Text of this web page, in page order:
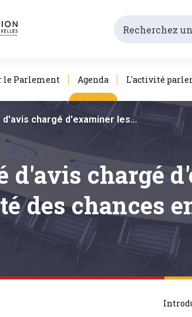
le Parlement Agenda L'activité
d'avis chargé
des chances
d'avis chargé d'examiner les…